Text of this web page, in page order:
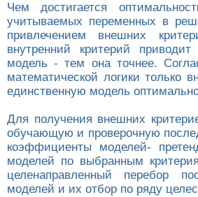
Чем достигается
учитываемых переменных в
привлечением внешних
внутренний критерий
модель - тем она точнее.
математической логики только
единственную модель
Для получения внешних
обучающую и проверочную
коэффициенты моделей-
моделей по выбранным
целенаправленный перебор
моделей и их отбор по ряду